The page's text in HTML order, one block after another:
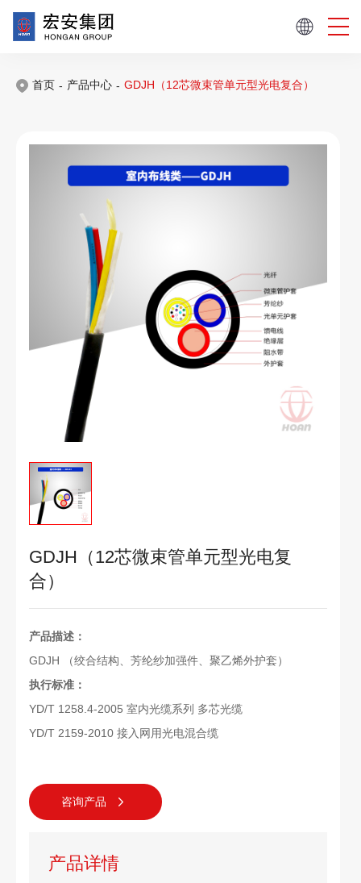
首页 - 产品中心 - GDJH（12芯微束管单元型光电复合）
GDJH（12芯微束管单元型光电复
合）
产品描述：
GDJH （绞合结构、芳纶纱加强件、聚乙烯外护套）
执行标准：
YD/T 1258.4-2005 室内光缆系列 多芯光缆
YD/T 2159-2010 接入网用光电混合缆
咨询产品
产品详情